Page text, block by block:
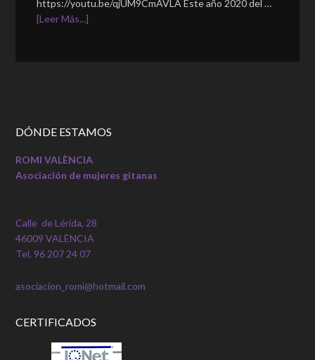
https://youtu.be/qjUM9CmAVLA Este año 2020 del …
[Leer Más...]
DÓNDE ESTAMOS
ROMI VALÈNCIA
Asociación de mujeres gitanas
Calle de Lérida, 28
46009 VALÈNCIA
Tel. 96 207 24 07
asociacion_romi@hotmail.com
CERTIFICADOS